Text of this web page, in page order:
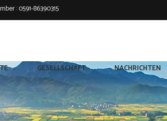
:0591-86390315
GESELLSCHAFT NACHRICHTEN